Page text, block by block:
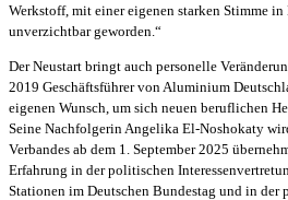
Werkstoff, mit einer eigenen starken Stimme in
unverzichtbar geworden.“
Der Neustart bringt auch personelle
2019 Geschäftsführer von Aluminium
eigenen Wunsch, um sich neuen beruflichen
Seine Nachfolgerin Angelika El-Noshokaty
Verbandes ab dem 1. September 2025
Erfahrung in der politischen
Stationen im Deutschen Bundestag und in